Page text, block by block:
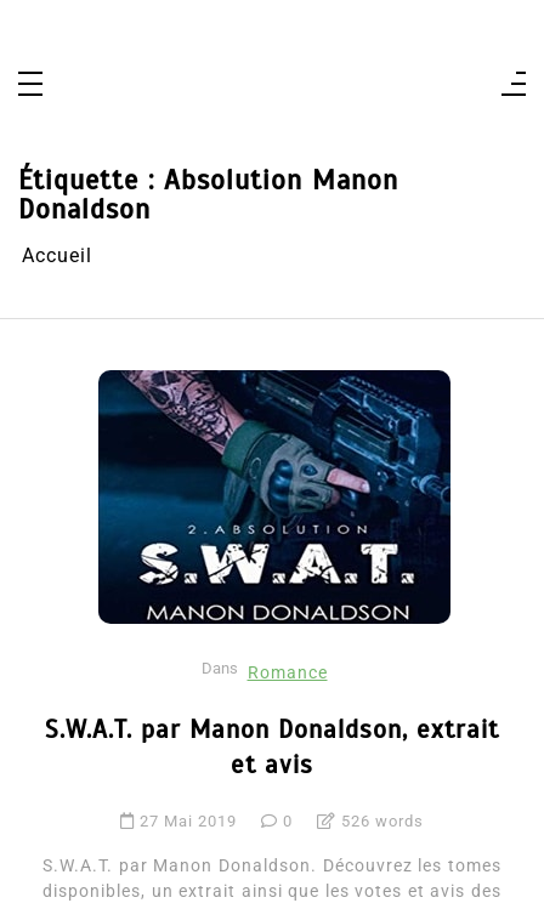
Étiquette : Absolution Manon
Donaldson
Accueil
Dans Romance
S.W.A.T. par Manon Donaldson, extrait
et avis
27 Mai 2019 0 526 words
S.W.A.T. par Manon Donaldson. Découvrez les tomes
disponibles, un extrait ainsi que les votes et avis des